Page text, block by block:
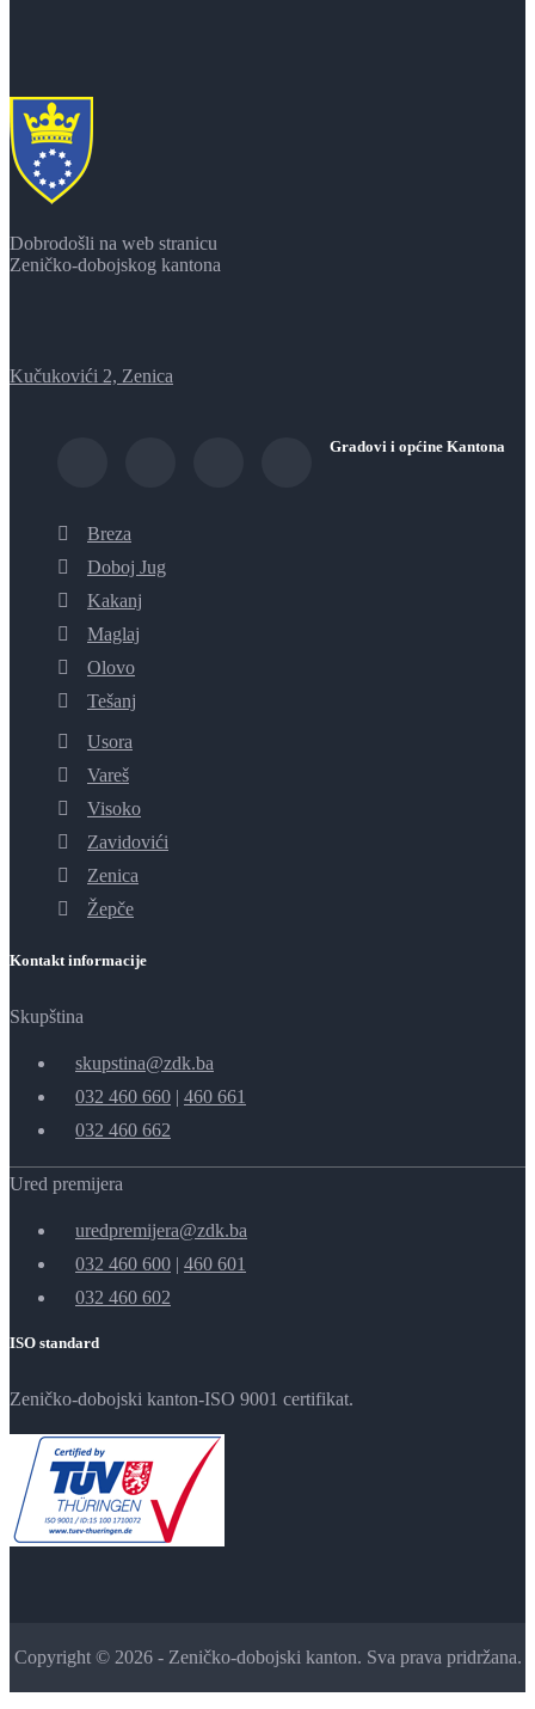
Dobrodošli na web stranicu
Zeničko-dobojskog kantona
Kučukovići 2, Zenica
Gradovi i općine Kantona
Breza
Doboj Jug
Kakanj
Maglaj
Olovo
Tešanj
Usora
Vareš
Visoko
Zavidovići
Zenica
Žepče
Kontakt informacije
Skupština
skupstina@zdk.ba
032 460 660 | 460 661
032 460 662
Ured premijera
uredpremijera@zdk.ba
032 460 600 | 460 601
032 460 602
ISO standard
Zeničko-dobojski kanton-ISO 9001 certifikat.
Copyright © 2026 - Zeničko-dobojski kanton. Sva prava pridržana.